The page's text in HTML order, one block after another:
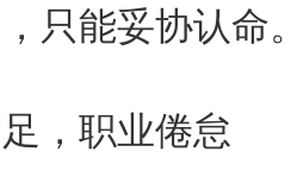
只能妥协认命。
，职业倦怠